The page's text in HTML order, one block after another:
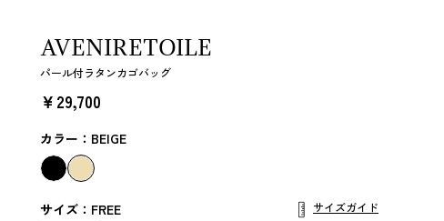
AVENIRETOILE
パール付ラタンカゴバッグ
￥29,700
カラー：BEIGE
サイズ：FREE サイズガイド